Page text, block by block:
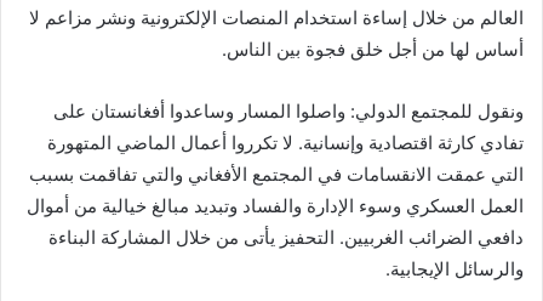
العالم من خلال إساءة استخدام المنصات الإلكترونية ونشر مزاعم لا
أساس لها من أجل خلق فجوة بين الناس.
ونقول للمجتمع الدولي: واصلوا المسار وساعدوا أفغانستان على
تفادي كارثة اقتصادية وإنسانية. لا تكرروا أعمال الماضي المتهورة
التي عمقت الانقسامات في المجتمع الأفغاني والتي تفاقمت بسبب
العمل العسكري وسوء الإدارة والفساد وتبديد مبالغ خيالية من أموال
دافعي الضرائب الغربيين. التحفيز يأتى من خلال المشاركة البناءة
والرسائل الإيجابية.